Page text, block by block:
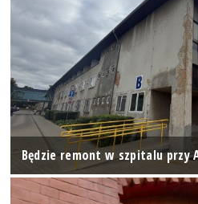
Będzie remont w szpitalu przy